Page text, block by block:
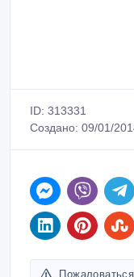
ID: 313331
Создано: 09/01/